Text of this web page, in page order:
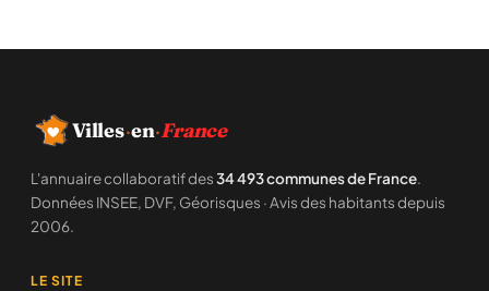
Villes·en·France
L'annuaire collaboratif des34 493 communes de France.
Données INSEE, DVF, Géorisques · Avis des habitants depuis
2006.
LE SITE